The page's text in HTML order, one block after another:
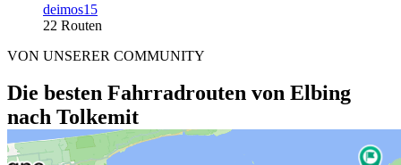
deimos15
22 Routen
VON UNSERER COMMUNITY
Die besten Fahrradrouten von Elbing
nach Tolkemit